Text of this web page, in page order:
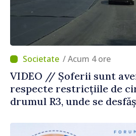
/ Acum 4 ore
VIDEO // Șoferii sunt
respecte restricțiile de
drumul R3, unde se